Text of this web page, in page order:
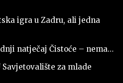
igra u Zadru, ali jedna
natječaj Čistoće – nema…
Savjetovalište za mlade